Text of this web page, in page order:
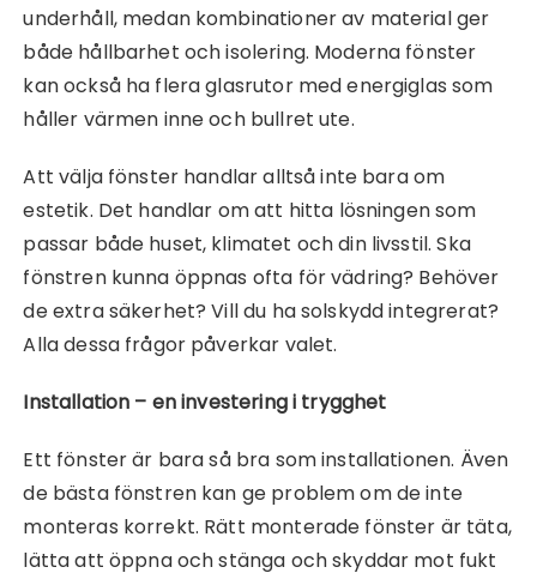
underhåll, medan kombinationer av material ger
både hållbarhet och isolering. Moderna fönster
kan också ha flera glasrutor med energiglas som
håller värmen inne och bullret ute.
Att välja fönster handlar alltså inte bara om
estetik. Det handlar om att hitta lösningen som
passar både huset, klimatet och din livsstil. Ska
fönstren kunna öppnas ofta för vädring? Behöver
de extra säkerhet? Vill du ha solskydd integrerat?
Alla dessa frågor påverkar valet.
Installation – en investering i trygghet
Ett fönster är bara så bra som installationen. Även
de bästa fönstren kan ge problem om de inte
monteras korrekt. Rätt monterade fönster är täta,
lätta att öppna och stänga och skyddar mot fukt